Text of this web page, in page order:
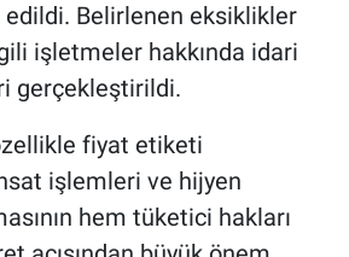
edildi. Belirlenen eksiklikler
işletmeler hakkında idari
gerçekleştirildi.
fiyat etiketi
işlemleri ve hijyen
hem tüketici hakları